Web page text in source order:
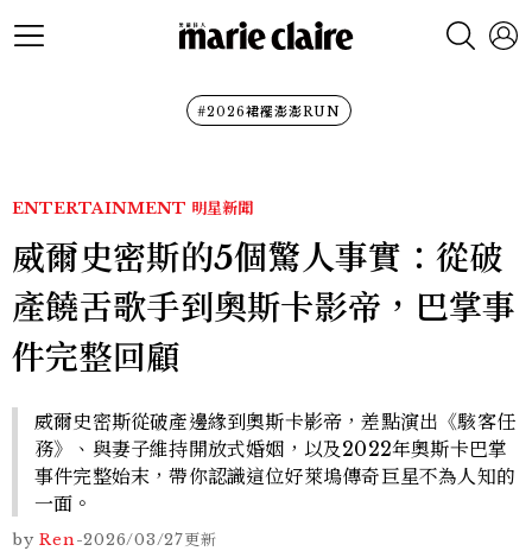
#2026裙襬澎澎RUN
ENTERTAINMENT 明星新聞
威爾史密斯的5個驚人事實：從破
產饒舌歌手到奧斯卡影帝，巴掌事
件完整回顧
威爾史密斯從破產邊緣到奧斯卡影帝，差點演出《駭客任
務》、與妻子維持開放式婚姻，以及2022年奧斯卡巴掌
事件完整始末，帶你認識這位好萊塢傳奇巨星不為人知的
一面。
by Ren-2026/03/27更新